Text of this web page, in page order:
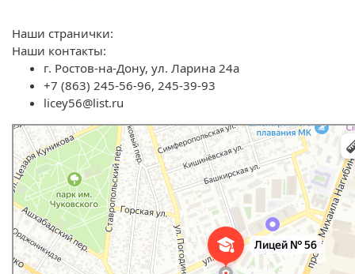
Наши странички:
Наши контакты:
г. Ростов-на-Дону, ул. Ларина 24а
+7 (863) 245-56-96, 245-39-93
licey56@list.ru